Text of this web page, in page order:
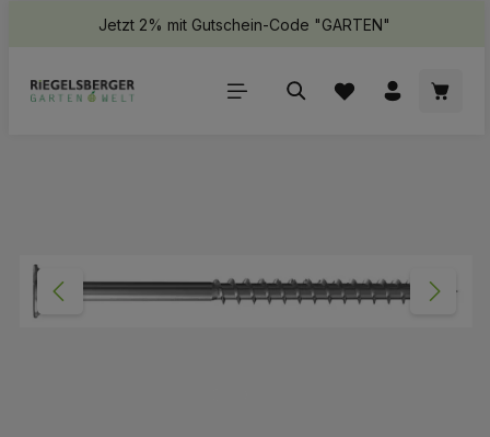
springenJetzt 2% mit Gutschein-Code "GARTEN"